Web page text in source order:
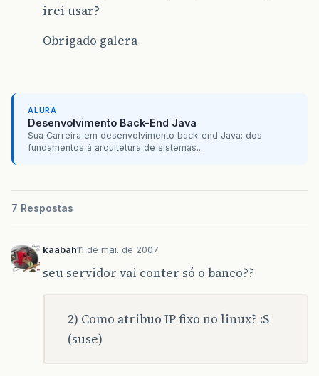
irei usar?
Obrigado galera
ALURA
Desenvolvimento Back-End Java
Sua Carreira em desenvolvimento back-end Java: dos
fundamentos à arquitetura de sistemas...
7 Respostas
kaabah11 de mai. de 2007
seu servidor vai conter só o banco??
2) Como atribuo IP fixo no linux? :S
(suse)